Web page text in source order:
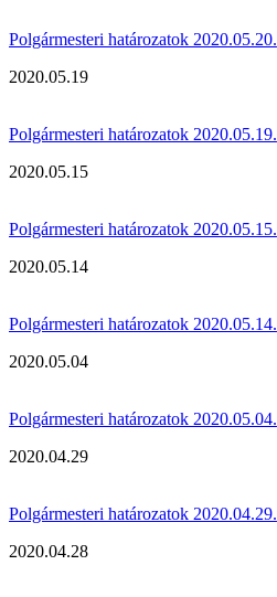
Polgármesteri határozatok 2020.05.20.
2020.05.19
Polgármesteri határozatok 2020.05.19.
2020.05.15
Polgármesteri határozatok 2020.05.15.
2020.05.14
Polgármesteri határozatok 2020.05.14.
2020.05.04
Polgármesteri határozatok 2020.05.04.
2020.04.29
Polgármesteri határozatok 2020.04.29.
2020.04.28